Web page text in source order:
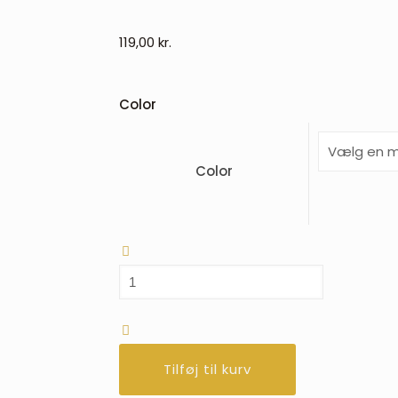
119,00 kr.
Color
Color
QHP
sporeremme
Tilføj til kurv